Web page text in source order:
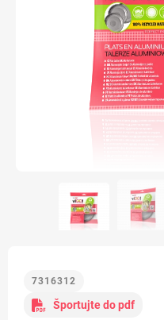
7316312
Športujte do pdf